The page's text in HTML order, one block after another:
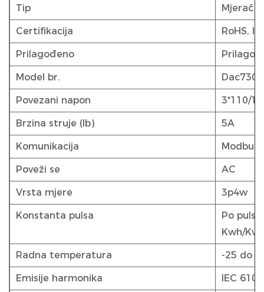
Tip Mjerač
Certifikacija RoHS,
Prilagođeno
Model br.
Povezani napon 3*110/
Brzina struje (Ib) 5A
Komunikacija Modbus
Poveži se AC
Vrsta mjere 3p4w
Konstanta pulsa
Po
Kwh/
Radna temperatura -25 do
Emisije harmonika IEC